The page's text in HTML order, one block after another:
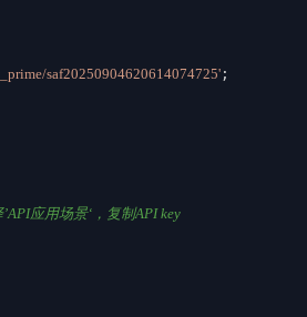
saf20250904620614074725';
应用场景‘，复制API key